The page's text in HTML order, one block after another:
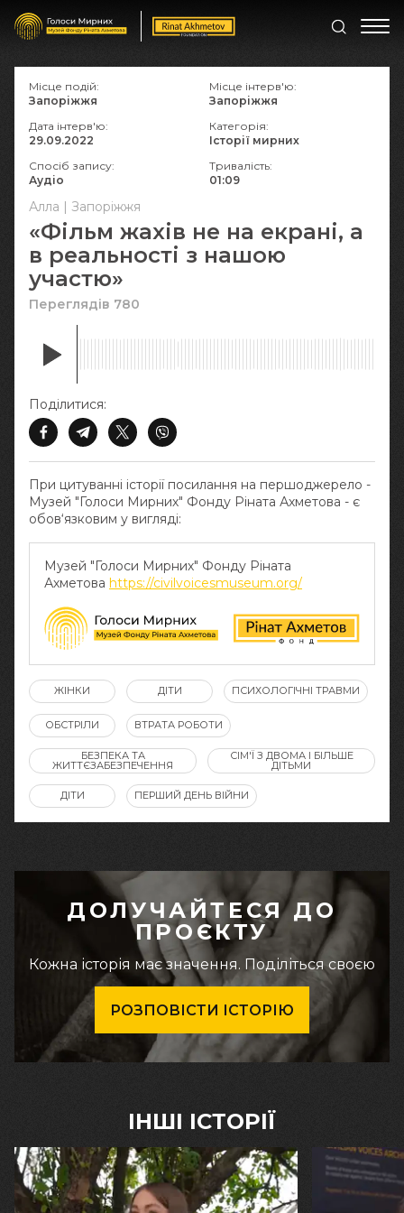
Алла | Запоріжжя
«Фільм жахів не на екрані, а
в реальності з нашою
участю»
Переглядів 780
При цитуванні історії посилання на першоджерело -
Музей "Голоси Мирних" Фонду Ріната Ахметова - є
обов‘язковим у вигляді:
Музей "Голоси Мирних" Фонду Ріната
Ахметова https://civilvoicesmuseum.org/
Поділитися:
Місце подій:
Запоріжжя
Місце інтерв'ю:
Запоріжжя
Дата інтерв'ю:
29.09.2022
Категорія:
Історії мирних
Спосіб запису:
Аудіо
Тривалість:
01:09
ЖІНКИ ДІТИ ПСИХОЛОГІЧНІ ТРАВМИ
ОБСТРІЛИ ВТРАТА РОБОТИ
БЕЗПЕКА ТА
ЖИТТЄЗАБЕЗПЕЧЕННЯ
СІМ'Ї З ДВОМА І БІЛЬШЕ
ДІТЬМИ
ДІТИ ПЕРШИЙ ДЕНЬ ВІЙНИ
ДОЛУЧАЙТЕСЯ ДО
ПРОЄКТУ
Кожна історія має значення. Поділіться своєю
РОЗПОВІСТИ ІСТОРІЮ
ІНШІ ІСТОРІЇ